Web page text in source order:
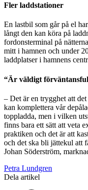
Fler laddstationer
En lastbil som går på el
långt den kan köra på
fordonsterminal på
mitt i hamnen och under
laddplatser i hamnens
“Är väldigt
– Det är en trygghet att
kan komplettera vår
toppladda, men i vilken
finns bara ett sätt att veta
praktiken och det är att
och det ska bli jättekul att
Johan Söderström,
Petra Lundgren
Dela artikel